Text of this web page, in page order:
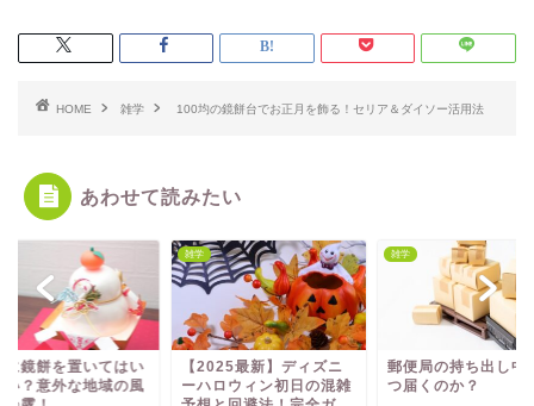
HOME 雑学 100均の鏡餅台でお正月を飾る！セリア＆ダイソー活用法
あわせて読みたい
に鏡餅を置いてはい
い？意外な地域の風
雑学
【2025最新】ディズニ
ーハロウィン初日の混雑
雑学
郵便局の持ち出し中
つ届くのか？